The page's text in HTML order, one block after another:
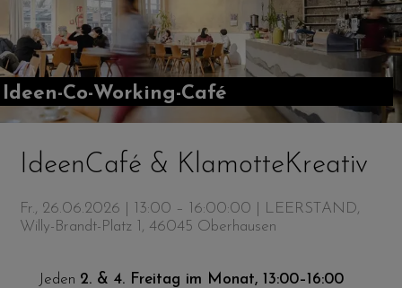
Ideen-Co-Working-Café
IdeenCafé & KlamotteKreativ
Fr., 26.06.2026 | 13:00 – 16:00:00 | LEERSTAND,
Willy-Brandt-Platz 1, 46045 Oberhausen
Jeden 2. & 4. Freitag im Monat, 13:00–16:00